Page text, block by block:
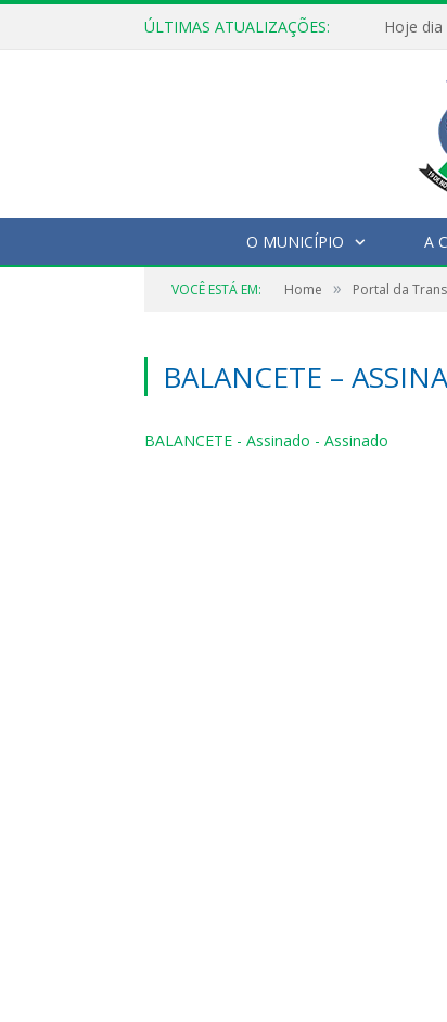
ÚLTIMAS ATUALIZAÇÕES:
O MUNICÍPIO A
VOCÊ ESTÁ EM: Home » Portal da
BALANCETE –
BALANCETE - Assinado - Assinado